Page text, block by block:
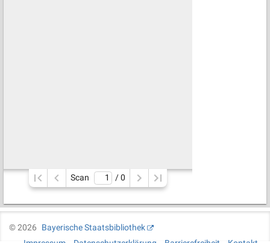
Scan / 0
©2026
Bayerische Staatsbibliothek